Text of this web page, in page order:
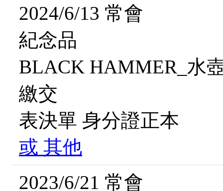
2024/6/13 常會
紀念品
BLACK HAMMER_水
繳交
表決單 身分證正本
或 其他
2023/6/21 常會